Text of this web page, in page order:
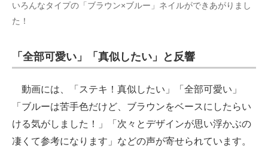
いろんなタイプの「ブラウン×ブルー」ネイルができあがりまし
た！
「全部可愛い」「真似したい」と反響
動画には、「ステキ！真似したい」「全部可愛い」
「ブルーは苦手色だけど、ブラウンをベースにしたらい
ける気がしました！」「次々とデザインが思い浮かぶの
凄くて参考になります」などの声が寄せられています。